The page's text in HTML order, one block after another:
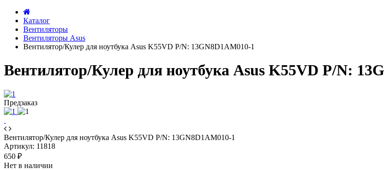
Каталог
Вентиляторы
Вентиляторы Asus
Вентилятор/Кулер для ноутбука Asus K55VD P/N: 13GN8D1AM010-1
Вентилятор/Кулер для ноутбука Asus K55VD P/N:
Предзаказ
Вентилятор/Кулер для ноутбука Asus K55VD P/N: 13GN8D1AM010-1
Артикул: 11818
650 ₽
Нет в наличии